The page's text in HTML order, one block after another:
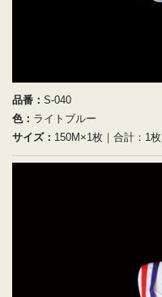
品番： S-040
色： ライトブルー
サイズ： 150M×1枚｜合計：1枚